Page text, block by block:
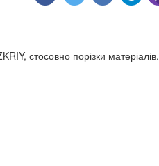
стосовно порізки матеріалів.